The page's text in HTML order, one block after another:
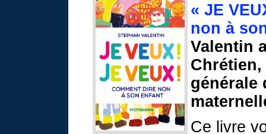
« JE
non à
Valentin
générale
Ce livre